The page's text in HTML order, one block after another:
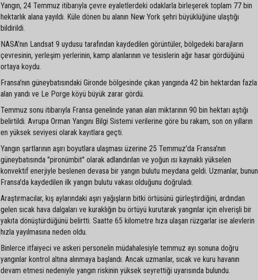
Yangın, 24 Temmuz itibarıyla çevre eyaletlerdeki odaklarla birleşerek toplam 77 bin
hektarlık alana yayıldı. Küle dönen bu alanın New York şehri büyüklüğüne ulaştığı
bildirildi.
NASA'nın Landsat 9 uydusu tarafından kaydedilen görüntüler, bölgedeki barajların
çevresinin, yerleşim yerlerinin, kamp alanlarının ve tesislerin ağır hasar gördüğünü
ortaya koydu.
Fransa'nın güneybatısındaki Gironde bölgesinde çıkan yangında 42 bin hektardan fazla
alan yandı ve Le Porge köyü büyük zarar gördü.
Temmuz sonu itibarıyla Fransa genelinde yanan alan miktarının 90 bin hektarı aştığı
belirtildi. Avrupa Orman Yangını Bilgi Sistemi verilerine göre bu rakam, son on yılların
en yüksek seviyesi olarak kayıtlara geçti.
Yangın şartlarının aşırı boyutlara ulaşması üzerine 25 Temmuz'da Fransa'nın
güneybatısında "pironümbit" olarak adlandırılan ve yoğun ısı kaynaklı yükselen
konvektif enerjiyle beslenen devasa bir yangın bulutu meydana geldi. Uzmanlar, bunun
Fransa'da kaydedilen ilk yangın bulutu vakası olduğunu doğruladı.
Araştırmacılar, kış aylarındaki aşırı yağışların bitki örtüsünü gürleştirdiğini, ardından
gelen sıcak hava dalgaları ve kuraklığın bu örtüyü kurutarak yangınlar için elverişli bir
yakıta dönüştürdüğünü belirtti. Saatte 65 kilometre hıza ulaşan rüzgarlar ise alevlerin
hızla yayılmasına neden oldu.
Binlerce itfaiyeci ve askeri personelin müdahalesiyle temmuz ayı sonuna doğru
yangınlar kontrol altına alınmaya başlandı. Ancak uzmanlar, sıcak ve kuru havanın
devam etmesi nedeniyle yangın riskinin yüksek seyrettiği uyarısında bulundu.